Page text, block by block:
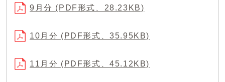
9月分 (PDF形式、28.23KB)
10月分 (PDF形式、35.95KB)
11月分 (PDF形式、45.12KB)